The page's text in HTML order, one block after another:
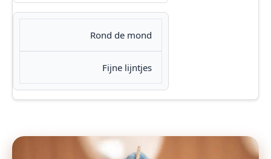
Rond de mond
Fijne lijntjes